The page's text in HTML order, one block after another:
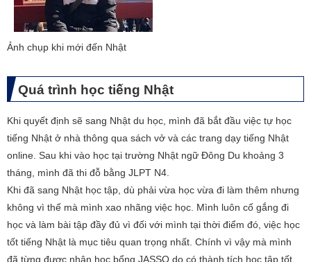
​Ảnh chụp khi mới đến Nhật
Quá trình học tiếng Nhật
Khi quyết định sẽ sang Nhật du học, mình đã bắt đầu việc tự học
tiếng Nhật ở nhà thông qua sách vở và các trang dạy tiếng Nhật
online. Sau khi vào học tại trường Nhật ngữ Đông Du khoảng 3
tháng, mình đã thi đỗ bằng JLPT N4.
Khi đã sang Nhật học tập, dù phải vừa học vừa đi làm thêm nhưng
không vì thế mà mình xao nhãng việc học. Mình luôn cố gắng đi
học và làm bài tập đầy đủ vì đối với mình tại thời điểm đó, việc học
tốt tiếng Nhật là mục tiêu quan trọng nhất. Chính vì vậy mà mình
đã từng được nhận học bổng JASSO do có thành tích học tập tốt.